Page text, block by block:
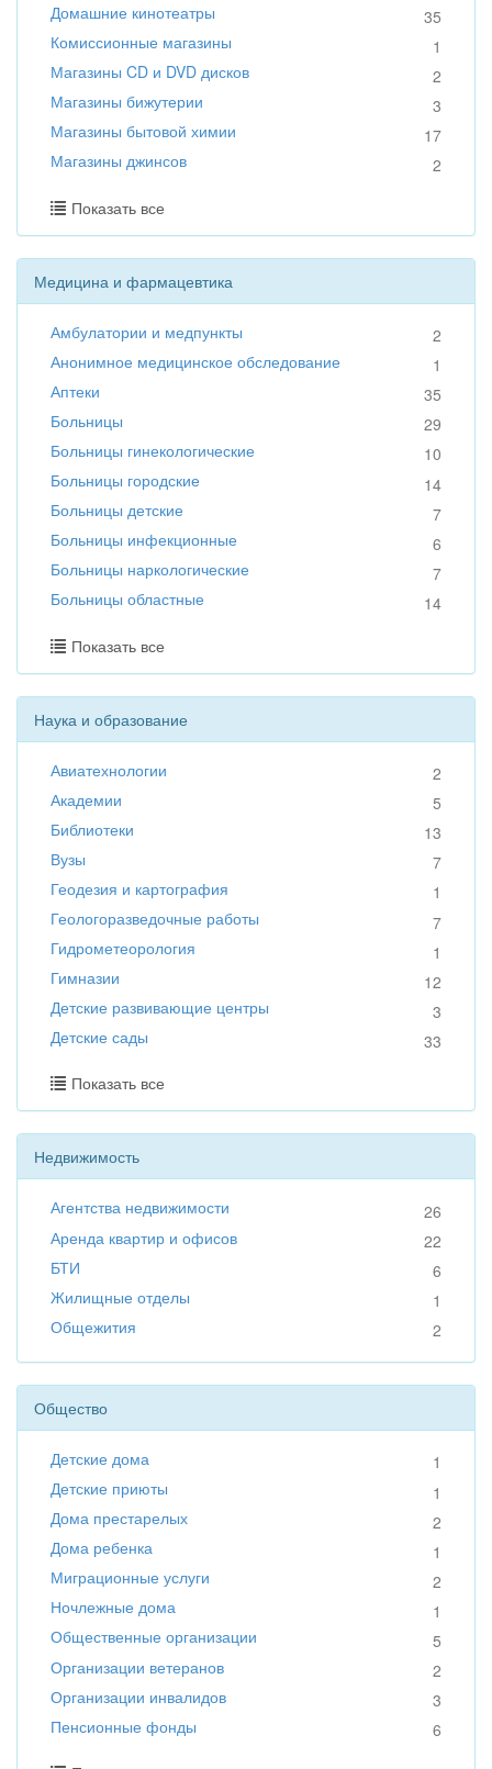
Домашние кинотеатры
35
Комиссионные магазины
1
Магазины CD и DVD дисков
2
Магазины бижутерии
3
Магазины бытовой химии
17
Магазины джинсов
2
Показать все
Медицина и фармацевтика
Амбулатории и медпункты
2
Анонимное медицинское обследование
1
Аптеки
35
Больницы
29
Больницы гинекологические
10
Больницы городские
14
Больницы детские
7
Больницы инфекционные
6
Больницы наркологические
7
Больницы областные
14
Показать все
Наука и образование
Авиатехнологии
2
Академии
5
Библиотеки
13
Вузы
7
Геодезия и картография
1
Геологоразведочные работы
7
Гидрометеорология
1
Гимназии
12
Детские развивающие центры
3
Детские сады
33
Показать все
Недвижимость
Агентства недвижимости
26
Аренда квартир и офисов
22
БТИ
6
Жилищные отделы
1
Общежития
2
Общество
Детские дома
1
Детские приюты
1
Дома престарелых
2
Дома ребенка
1
Миграционные услуги
2
Ночлежные дома
1
Общественные организации
5
Организации ветеранов
2
Организации инвалидов
3
Пенсионные фонды
6